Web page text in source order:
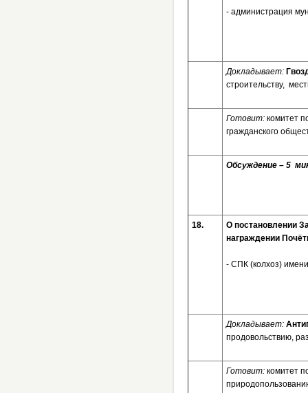
- администрация
Докладывает:
строительству,
Готовит: комитет
гражданского
Обсуждение – 5
18.
О
награждении
- СПК (колхоз)
Докладывает:
продовольствию,
Готовит: комитет